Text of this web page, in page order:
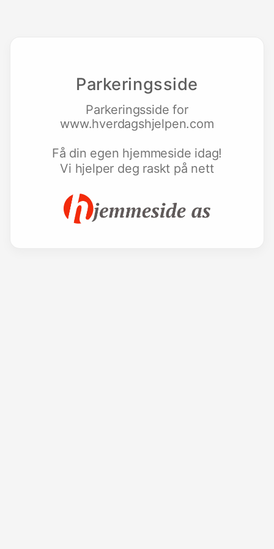
Parkeringsside
Parkeringsside for
www.hverdagshjelpen.com
Få din egen hjemmeside idag!
Vi hjelper deg raskt på nett